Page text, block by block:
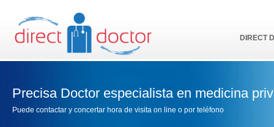
DIRECT
Precisa Doctor especialista en medicina
Puede contactar y concertar hora de visita on line o por teléfono